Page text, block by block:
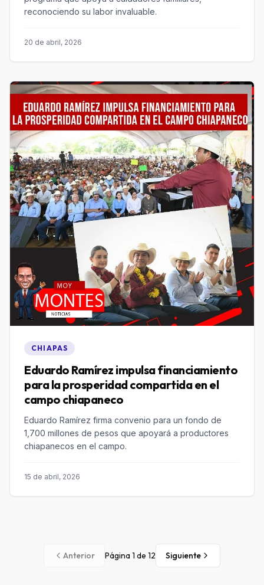
reconociendo su labor invaluable.
20 de abril, 2026
CHIAPAS
Eduardo Ramírez impulsa financiamiento
para la prosperidad compartida en el
campo chiapaneco
Eduardo Ramírez firma convenio para un fondo de
1,700 millones de pesos que apoyará a productores
chiapanecos en el campo.
15 de abril, 2026
Anterior Página1 de 12 Siguiente